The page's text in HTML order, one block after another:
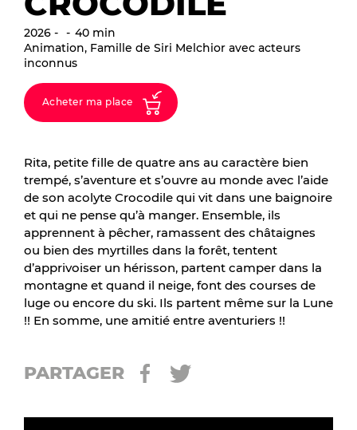
2026
40 min
Animation, Famille de Siri Melchior avec acteurs
inconnus
Acheter ma place
Rita, petite fille de quatre ans au caractère bien
trempé, s’aventure et s’ouvre au monde avec l’aide
de son acolyte Crocodile qui vit dans une baignoire
et qui ne pense qu’à manger. Ensemble, ils
apprennent à pêcher, ramassent des châtaignes
ou bien des myrtilles dans la forêt, tentent
d’apprivoiser un hérisson, partent camper dans la
montagne et quand il neige, font des courses de
luge ou encore du ski. Ils partent même sur la Lune
!! En somme, une amitié entre aventuriers !!
PARTAGER